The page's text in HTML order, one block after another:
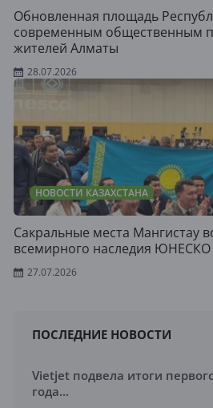
Обновленная площадь
современным общественным
жителей Алматы
28.07.2026
НОВОСТИ КАЗАХСТАНА
Сакральные места Мангистау
всемирного наследия ЮНЕСКО
27.07.2026
ПОСЛЕДНИЕ НОВОСТИ
Vietjet подвела итоги
года...